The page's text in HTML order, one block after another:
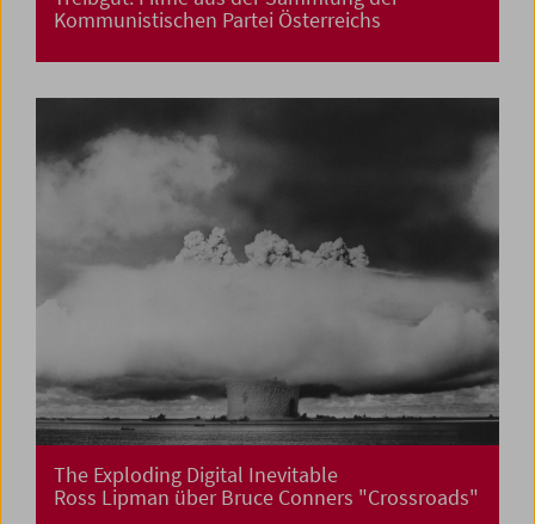
Kommunistischen Partei Österreichs
The Exploding Digital Inevitable
Ross Lipman über Bruce Conners "Crossroads"